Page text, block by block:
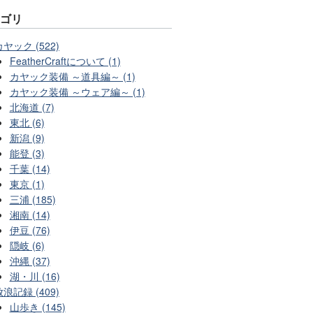
リ
ヤック (522)
FeatherCraftについて (1)
カヤック装備 ～道具編～ (1)
カヤック装備 ～ウェア編～ (1)
北海道 (7)
東北 (6)
新潟 (9)
能登 (3)
千葉 (14)
東京 (1)
三浦 (185)
湘南 (14)
伊豆 (76)
隠岐 (6)
沖縄 (37)
湖・川 (16)
浪記録 (409)
山歩き (145)